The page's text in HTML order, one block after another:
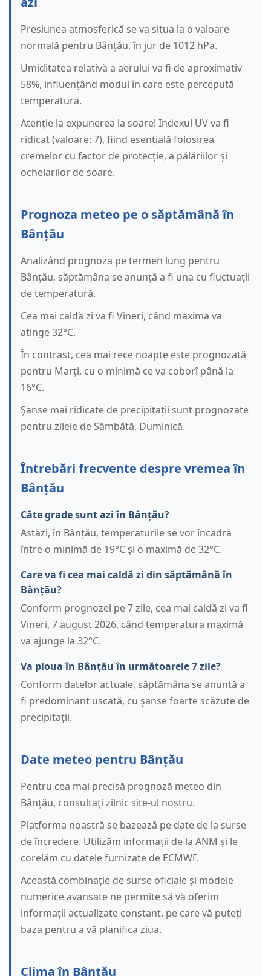
Presiunea atmosferică se va situa la o valoare
normală pentru Bânțău, în jur de 1012 hPa.
Umiditatea relativă a aerului va fi de aproximativ
58%, influențând modul în care este percepută
temperatura.
Atenție la expunerea la soare! Indexul UV va fi
ridicat (valoare: 7), fiind esențială folosirea
cremelor cu factor de protecție, a pălăriilor și
ochelarilor de soare.
Prognoza meteo pe o săptămână în
Bânțău
Analizând prognoza pe termen lung pentru
Bânțău, săptămâna se anunță a fi una cu fluctuații
de temperatură.
Cea mai caldă zi va fi Vineri, când maxima va
atinge 32°C.
În contrast, cea mai rece noapte este prognozată
pentru Marți, cu o minimă ce va coborî până la
16°C.
Șanse mai ridicate de precipitații sunt prognozate
pentru zilele de Sâmbătă, Duminică.
Întrebări frecvente despre vremea în
Bânțău
Câte grade sunt azi în Bânțău?
Astăzi, în Bânțău, temperaturile se vor încadra
între o minimă de 19°C și o maximă de 32°C.
Care va fi cea mai caldă zi din săptămână în
Bânțău?
Conform prognozei pe 7 zile, cea mai caldă zi va fi
Vineri, 7 august 2026, când temperatura maximă
va ajunge la 32°C.
Va ploua în Bânțău în următoarele 7 zile?
Conform datelor actuale, săptămâna se anunță a
fi predominant uscată, cu șanse foarte scăzute de
precipitații.
Date meteo pentru Bânțău
Pentru cea mai precisă prognoză meteo din
Bânțău, consultați zilnic site-ul nostru.
Platforma noastră se bazează pe date de la surse
de încredere. Utilizăm informații de la ANM și le
corelăm cu datele furnizate de ECMWF.
Această combinație de surse oficiale și modele
numerice avansate ne permite să vă oferim
informații actualizate constant, pe care vă puteți
baza pentru a vă planifica ziua.
Clima în Bânțău